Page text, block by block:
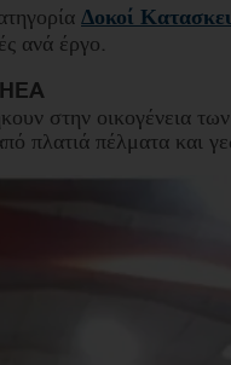
Δοκοί
ανά έργο.
HEA
στην οικογένεια
πλατιά πέλματα και